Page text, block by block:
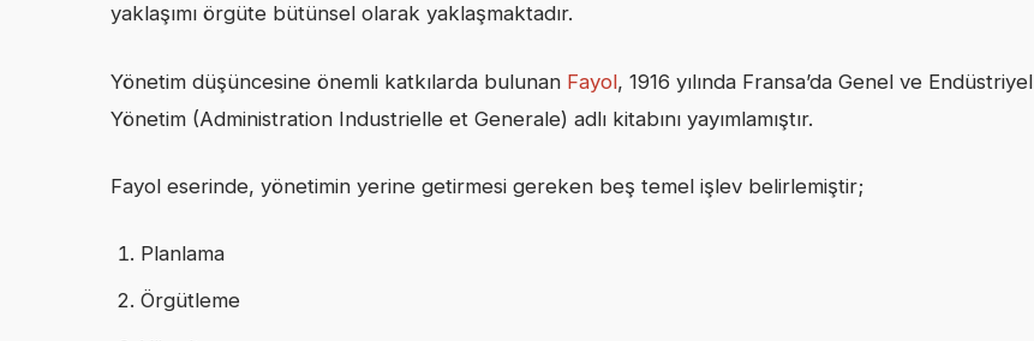
yaklaşımı örgüte bütünsel olarak yaklaşmaktadır.
Yönetim düşüncesine önemli katkılarda bulunan Fayol, 1916 yılında Fransa’da Genel ve Endüstriyel
Yönetim (Administration Industrielle et Generale) adlı kitabını yayımlamıştır.
Fayol eserinde, yönetimin yerine getirmesi gereken beş temel işlev belirlemiştir;
Planlama
Örgütleme